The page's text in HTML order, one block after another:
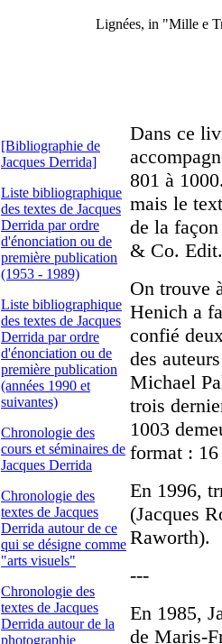
Lignées, in "Mille e
[Bibliographie de
Jacques Derrida]
Liste bibliographique
des textes de Jacques
Derrida par ordre
d'énonciation ou de
première publication
(1953 - 1989)
Liste bibliographique
des textes de Jacques
Derrida par ordre
d'énonciation ou de
première publication
(années 1990 et
suivantes)
Chronologie des
cours et séminaires de
Jacques Derrida
Chronologie des
textes de Jacques
Derrida autour de ce
qui se désigne comme
"arts visuels"
Chronologie des
textes de Jacques
Derrida autour de la
photographie
Dans ce
801 à
mais le
de la
& Co. Edit.
On trouve
Henich a
confié
des
Michael
trois
1003
format :
En 1996,
(Jacques
Raworth).
---
En 1985,
de Maris-